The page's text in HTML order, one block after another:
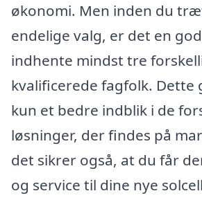
økonomi. Men inden du
endelige valg, er det en
indhente mindst tre
kvalificerede fagfolk. Dette
kun et bedre indblik i de
løsninger, der findes på
det sikrer også, at du får
og service til dine nye